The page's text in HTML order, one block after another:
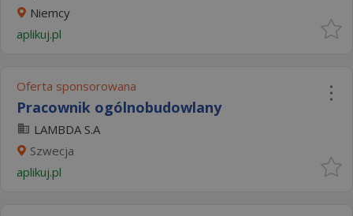
Niemcy
aplikuj.pl
Oferta sponsorowana
Pracownik ogólnobudowlany
LAMBDA S.A
Szwecja
aplikuj.pl